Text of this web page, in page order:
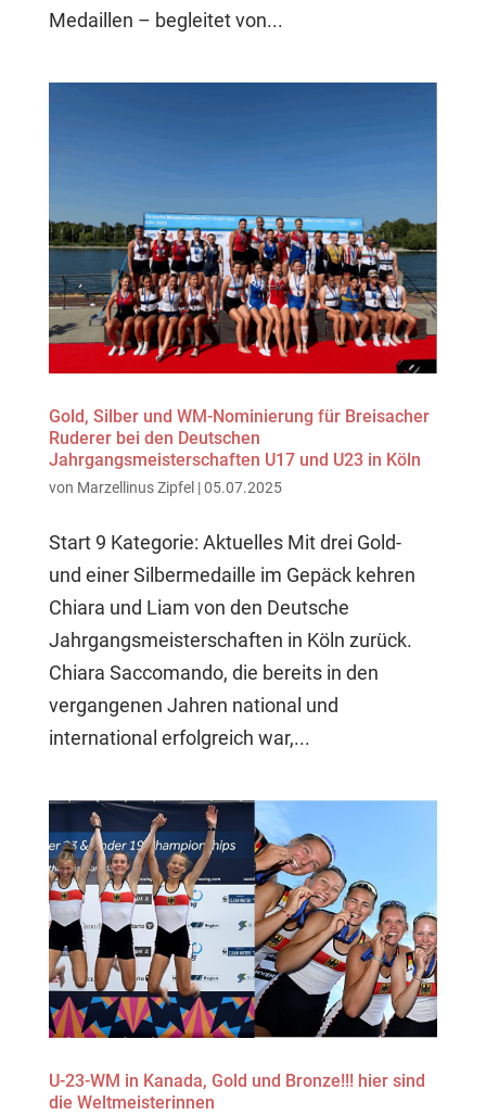
Medaillen – begleitet von...
Gold, Silber und WM-Nominierung für Breisacher
Ruderer bei den Deutschen
Jahrgangsmeisterschaften U17 und U23 in Köln
von Marzellinus Zipfel |05.07.2025
Start 9 Kategorie: Aktuelles Mit drei Gold-
und einer Silbermedaille im Gepäck kehren
Chiara und Liam von den Deutsche
Jahrgangsmeisterschaften in Köln zurück.
Chiara Saccomando, die bereits in den
vergangenen Jahren national und
international erfolgreich war,...
U-23-WM in Kanada, Gold und Bronze!!! hier sind
die Weltmeisterinnen